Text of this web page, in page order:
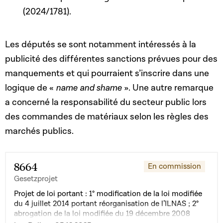
(2024/1781).
Les députés se sont notamment intéressés à la
publicité des différentes sanctions prévues pour des
manquements et qui pourraient s’inscrire dans une
logique de « name and shame ». Une autre remarque
a concerné la responsabilité du secteur public lors
des commandes de matériaux selon les règles des
marchés publics.
8664
Gesetzprojet
En commission
Projet de loi portant : 1° modification de la loi modifiée
du 4 juillet 2014 portant réorganisation de l’ILNAS ; 2°
abrogation de la loi modifiée du 19 décembre 2008